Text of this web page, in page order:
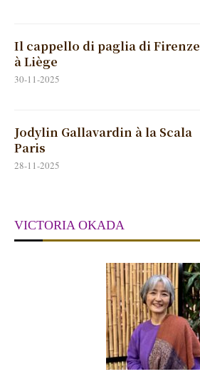
Il cappello di paglia di Firenze
à Liège
30-11-2025
Jodylin Gallavardin à la Scala
Paris
28-11-2025
VICTORIA OKADA